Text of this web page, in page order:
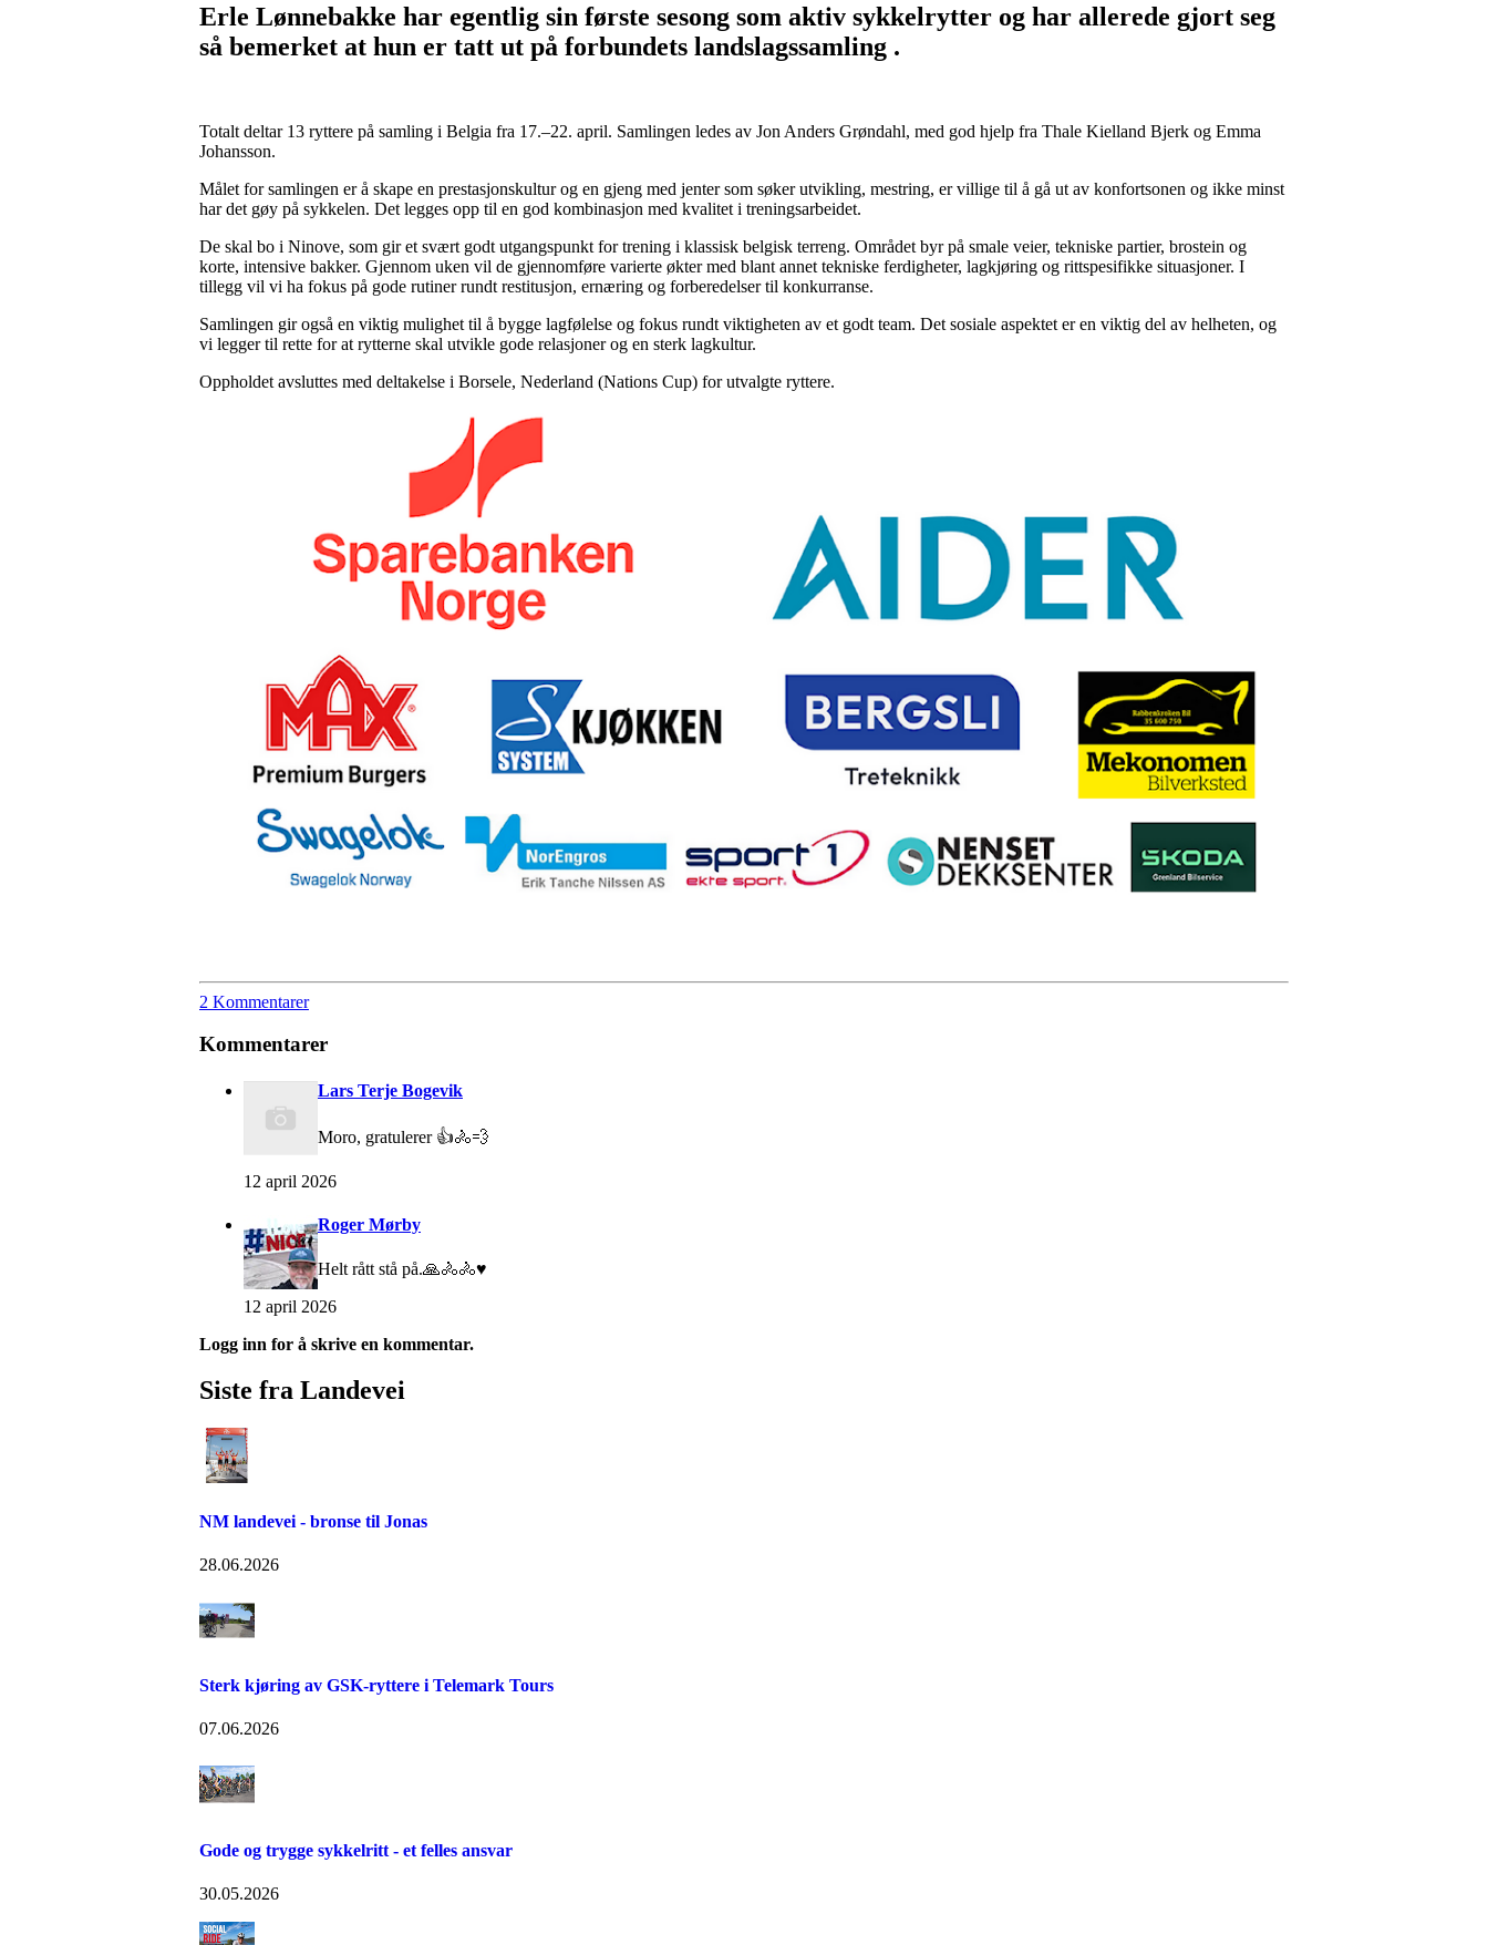
Erle Lønnebakke har egentlig sin første sesong som aktiv sykkelrytter og har allerede gjort seg
så bemerket at hun er tatt ut på forbundets landslagssamling .
Totalt deltar 13 ryttere på samling i Belgia fra 17.–22. april. Samlingen ledes av Jon Anders Grøndahl, med god hjelp fra Thale Kielland Bjerk og Emma
Johansson.
Målet for samlingen er å skape en prestasjonskultur og en gjeng med jenter som søker utvikling, mestring, er villige til å gå ut av konfortsonen og ikke minst
har det gøy på sykkelen. Det legges opp til en god kombinasjon med kvalitet i treningsarbeidet.
De skal bo i Ninove, som gir et svært godt utgangspunkt for trening i klassisk belgisk terreng. Området byr på smale veier, tekniske partier, brostein og
korte, intensive bakker. Gjennom uken vil de gjennomføre varierte økter med blant annet tekniske ferdigheter, lagkjøring og rittspesifikke situasjoner. I
tillegg vil vi ha fokus på gode rutiner rundt restitusjon, ernæring og forberedelser til konkurranse.
Samlingen gir også en viktig mulighet til å bygge lagfølelse og fokus rundt viktigheten av et godt team. Det sosiale aspektet er en viktig del av helheten, og
vi legger til rette for at rytterne skal utvikle gode relasjoner og en sterk lagkultur.
Oppholdet avsluttes med deltakelse i Borsele, Nederland (Nations Cup) for utvalgte ryttere.
2 Kommentarer
Kommentarer
Lars Terje Bogevik
Moro, gratulerer 👍🚴💨
12 april 2026
Roger Mørby
Helt rått stå på.🙏🚴🚴♥️
12 april 2026
Logg inn for å skrive en kommentar.
Siste fra Landevei
NM landevei - bronse til Jonas
28.06.2026
Sterk kjøring av GSK-ryttere i Telemark Tours
07.06.2026
Gode og trygge sykkelritt - et felles ansvar
30.05.2026